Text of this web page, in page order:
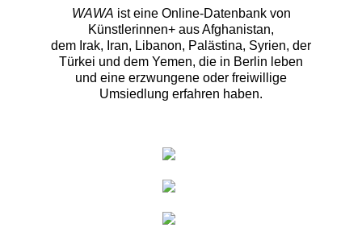
WAWA ist eine Online-Datenbank von
Künstlerinnen+ aus Afghanistan,
dem Irak, Iran, Libanon, Palästina, Syrien, der
Türkei und dem Yemen, die in Berlin leben
und eine erzwungene oder freiwillige
Umsiedlung erfahren haben.